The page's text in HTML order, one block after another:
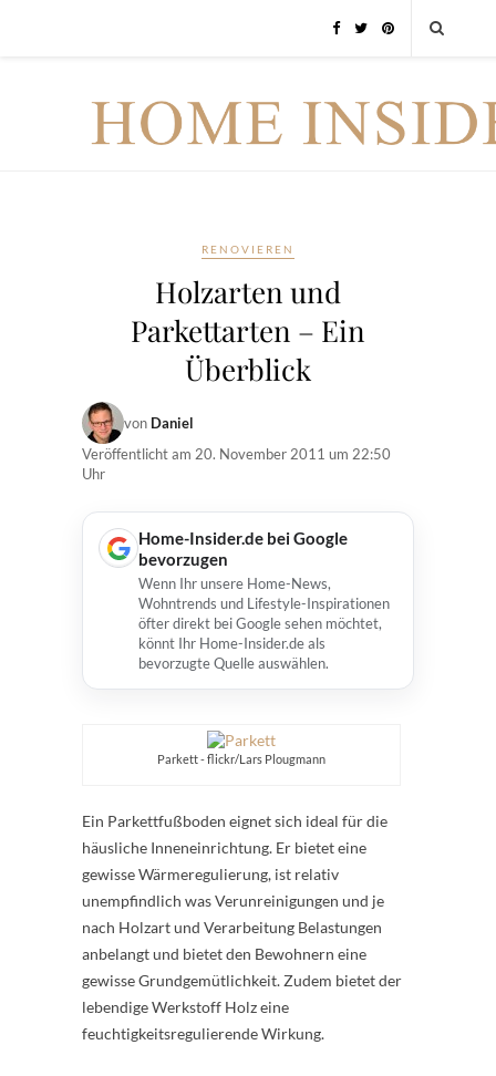
RENOVIEREN
Holzarten und
Parkettarten – Ein
Überblick
von Daniel
Veröffentlicht am 20. November 2011 um 22:50
Uhr
Home-Insider.de bei Google
bevorzugen
Wenn Ihr unsere Home-News,
Wohntrends und Lifestyle-Inspirationen
öfter direkt bei Google sehen möchtet,
könnt Ihr Home-Insider.de als
bevorzugte Quelle auswählen.
Parkett - flickr/Lars Plougmann
Ein Parkettfußboden eignet sich ideal für die
häusliche Inneneinrichtung. Er bietet eine
gewisse Wärmeregulierung, ist relativ
unempfindlich was Verunreinigungen und je
nach Holzart und Verarbeitung Belastungen
anbelangt und bietet den Bewohnern eine
gewisse Grundgemütlichkeit. Zudem bietet der
lebendige Werkstoff Holz eine
feuchtigkeitsregulierende Wirkung.